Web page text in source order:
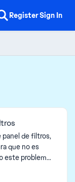
RegisterSign In
panel de filtros,
este problema
pasada. No